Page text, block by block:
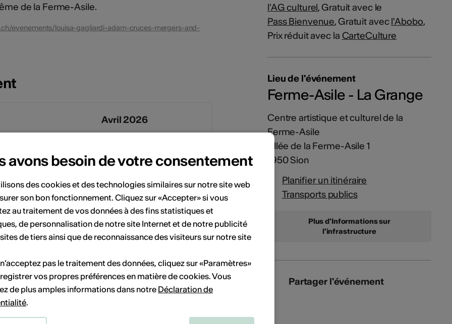
de la Ferme-Asile.
evenements/louisa-gagliardi-adam-cruces-mergers-and-
1
7 8
15
21 22
29
Avril 2026
1 2 3 4 5
6 7 8 9 10 11 12
13 14 15 16 17 18 19
20 21 22 23 24 25 26
27 28 29 30
l'AG culturel, Gratuit avec le
Pass Bienvenue, Gratuit avecl'Abobo,
Prix réduit avec la CarteCulture
Lieu de l'événement
Ferme-Asile - La Grange
Centre artistique et culturel de la
Ferme-Asile
Allée de la Ferme-Asile 1
1950 Sion
Planifier un itinéraire
Transports publics
Plus d'Informations sur
l'infrastructure
Partager l'événement
avons besoin de votre consentement
des cookies et des technologies similaires sur notre site web
son bon fonctionnement. Cliquez sur «Accepter» si vous
au traitement de vos données à des fins statistiques et
de personnalisation de notre site Internet et de notre publicité
de tiers ainsi que de reconnaissance des visiteurs sur notre site
pas le traitement des données, cliquez sur «Paramètres»
vos propres préférences en matière de cookies. Vous
de plus amples informations dans notre Déclaration de
.